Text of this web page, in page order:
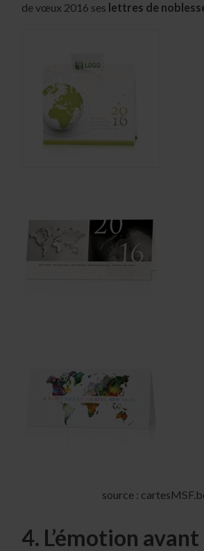
de vœux 2016 ses lettres de
source :
4. L’émotion